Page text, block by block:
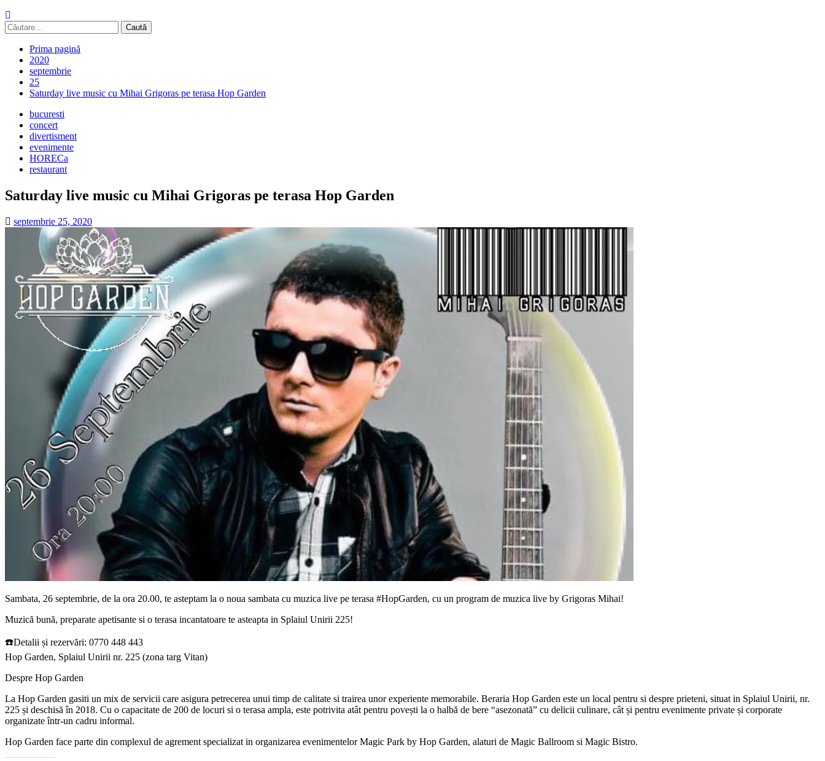
Caută
după:
Prima pagină
2020
septembrie
25
Saturday live music cu Mihai Grigoras pe terasa Hop Garden
bucuresti
concert
divertisment
evenimente
HORECa
restaurant
Saturday live music cu Mihai Grigoras pe terasa Hop Garden
septembrie 25, 2020
Sambata, 26 septembrie, de la ora 20.00, te asteptam la o noua sambata cu muzica live pe terasa #HopGarden, cu un program de muzica live by Grigoras Mihai!
Muzică bună, preparate apetisante si o terasa incantatoare te asteapta in Splaiul Unirii 225!
☎️Detalii și rezervări: 0770 448 443
Hop Garden, Splaiul Unirii nr. 225 (zona targ Vitan)
Despre Hop Garden
La Hop Garden gasiti un mix de servicii care asigura petrecerea unui timp de calitate si trairea unor experiente memorabile. Beraria Hop Garden este un local pentru si despre prieteni, situat in Splaiul Unirii, nr.
225 și deschisă în 2018. Cu o capacitate de 200 de locuri si o terasa ampla, este potrivita atât pentru povești la o halbă de bere “asezonată” cu delicii culinare, cât și pentru evenimente private și corporate
organizate într-un cadru informal.
Hop Garden face parte din complexul de agrement specializat in organizarea evenimentelor Magic Park by Hop Garden, alaturi de Magic Ballroom si Magic Bistro.